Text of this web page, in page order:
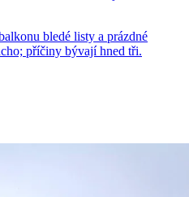
bledé listy a prázdné
příčiny bývají hned tři.